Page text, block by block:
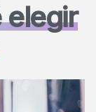
elegir